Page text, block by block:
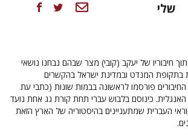
שלי
חיבוריו של יעקב (קובי) מצר שבהם נבחנו נושאי
בתקופת המנדט ובמדינת ישראל בהקשרים
החיבורים פורסמו לראשונה בבמות שונות (כתבי עת
כינוסם בלבוש עברי תחת קורת גג אחת נועד
העברית שמתעניינים בהיסטוריה של הארץ הזאת